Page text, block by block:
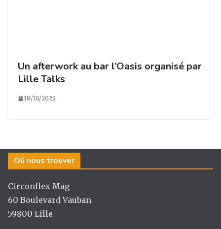
Un afterwork au bar l’Oasis organisé par
Lille Talks
18/10/2022
Où nous trouver
Circonflex Mag
60 Boulevard Vauban
59800 Lille